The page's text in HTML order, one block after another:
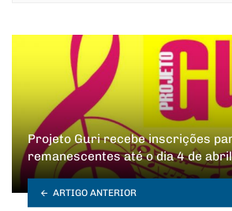
Projeto Guri recebe inscrições
remanescentes até o dia 4 de abril
ARTIGO ANTERIOR